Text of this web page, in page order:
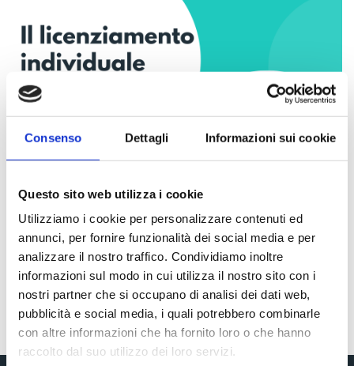
Consenso Dettagli Informazioni sui cookie
Questo sito web utilizza i cookie
Utilizziamo i cookie per personalizzare contenuti ed
annunci, per fornire funzionalità dei social media e per
analizzare il nostro traffico. Condividiamo inoltre
informazioni sul modo in cui utilizza il nostro sito con i
nostri partner che si occupano di analisi dei dati web,
pubblicità e social media, i quali potrebbero combinarle
con altre informazioni che ha fornito loro o che hanno
raccolto dal suo utilizzo dei loro servizi.
LEGGI